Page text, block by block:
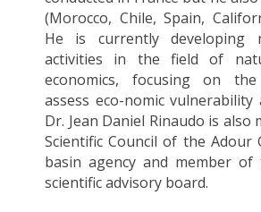
(Morocco, Chile, Spain,
He is currently developing
activities in the field of
economics, focusing on
assess eco-nomic vulnerability
Dr. Jean Daniel Rinaudo is also
Scientific Council of the Adour
basin agency and member of
scientific advisory board.